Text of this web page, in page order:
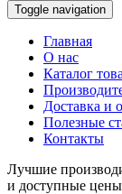
Toggle navigation
Главная
О нас
Каталог
Доставка и
Полезные
Контакты
Лучшие
и доступные цены